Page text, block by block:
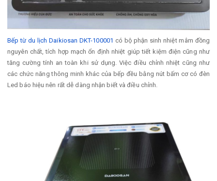
Bếp từ du lịch Daikiosan DKT-100001 có bộ phận sinh nhiệt mâm đồng
nguyên chất, tích hợp mạch ổn định nhiệt giúp tiết kiệm điện cũng như
tăng cường tính an toàn khi sử dụng. Việc điều chỉnh nhiệt cũng như
các chức năng thông minh khác của bếp đều bằng nút bấm cơ có đèn
Led báo hiệu nên rất dễ dàng nhận biết và điều chỉnh.